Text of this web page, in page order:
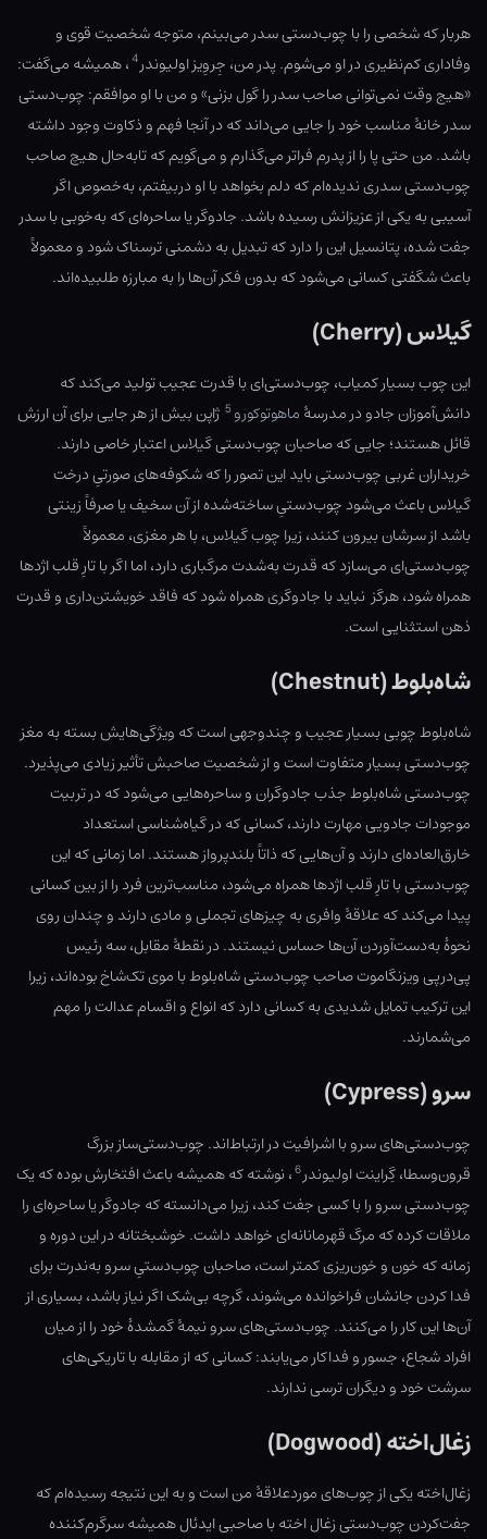
هربار که شخصی را با چوب‌دستی سدر می‌بینم، متوجه شخصیت قوی و
وفاداری‌ کم‌نظیری در او می‌شوم. پدر من، جِروِیز اولیوندر4 ، همیشه می‌گفت:
«هیج وقت نمی‌توانی صاحب سدر را گول بزنی» و من با او موافقم: چوب‌دستی
سدر خانهٔ مناسب خود را جایی می‌داند که در آنجا فهم و ذکاوت وجود داشته
باشد. من حتی پا را از پدرم فراتر می‌گذارم و می‌گویم که تابه‌حال هیچ صاحب
چوب‌دستی سدری ندیده‌ام که دلم بخواهد با او دربیفتم، به‌خصوص اگر
آسیبی به یکی از عزیزانش رسیده باشد. جادوگر یا ساحره‌ای که به‌خوبی با سدر
جفت شده، پتانسیل این را دارد که تبدیل به دشمنی ترسناک شود و معمولاً
باعث شگفتی کسانی می‌شود که بدون فکر آن‌ها را به مبارزه طلبیده‌اند.
گیلاس (Cherry)
این چوب بسیار کمیاب، چوب‌دستی‌ای با قدرت عجیب تولید می‌کند که
دانش‌آموزان جادو در مدرسهٔ ماهوتوکورو5 ژاپن بیش از هر جایی برای آن ارزش
قائل هستند؛ جایی که صاحبان چوب‌دستی گیلاس اعتبار خاصی دارند.
خریداران غربی چوب‌دستی باید این تصور را که شکوفه‌های صورتیِ درخت
گیلاس باعث می‌شود چوب‌دستیِ ساخته‌شده از آن سخیف یا صرفاً زینتی
باشد از سرشان بیرون کنند، زیرا چوب گیلاس، با هر مغزی، معمولاً
چوب‌دستی‌ای می‌سازد که قدرت به‌شدت مرگباری دارد، اما اگر با تارِ قلب اژدها
همراه شود، هرگز نباید با جادوگری همراه شود که فاقد خویشتن‌داری و قدرت
ذهن استثنایی است.
شاه‌بلوط (Chestnut)
شاه‌بلوط چوبی بسیار عجیب و چندوجهی است که ویژگی‌‌هایش بسته به مغز
چوب‌دستی بسیار متفاوت است و از شخصیت صاحبش تأثیر زیادی می‌پذیرد.
چوب‌دستی شاه‌بلوط جذب جادوگران و ساحره‌هایی می‌شود که در تربیت
موجودات جادویی مهارت دارند، کسانی که در گیاه‌شناسی استعداد
خارق‌العاده‌ای دارند و آن‌هایی که ذاتاً بلندپرواز هستند. اما زمانی که این
چوب‌دستی با تارِ قلب اژدها همراه می‌شود، مناسب‌ترین فرد را از بین کسانی
پیدا می‌کند که علاقهٔ وافری به چیزهای تجملی و مادی دارند و چندان روی
نحوهٔ به‌دست‌آوردن آن‌ها حساس نیستند. در نقطهٔ مقابل، سه رئیس
پی‌درپی ویزنگاموت صاحب چوب‌دستی شاه‌بلوط با موی تک‌شاخ بوده‌اند، زیرا
این ترکیب تمایل شدیدی به کسانی دارد که انواع و اقسام عدالت را مهم
می‌شمارند.
سرو (Cypress)
چوب‌دستی‌های سرو با اشرافیت در ارتباط‌اند. چوب‌دستی‌ساز بزرگ
قرون‌وسطا، گِراینت اولیوندر6 ، نوشته که همیشه باعث افتخارش بوده که یک
چوب‌دستی سرو را با کسی جفت کند، زیرا می‌دانسته که جادوگر یا ساحره‌ای را
ملاقات کرده که مرگ قهرمانانه‌ای خواهد داشت. خوشبختانه در این دوره و
زمانه که خون و خون‌ریزی کمتر است، صاحبان چوب‌دستیِ سرو به‌ندرت برای
فدا کردن جانشان فراخوانده می‌شوند، گرچه بی‌شک اگر نیاز باشد، بسیاری از
آن‌ها این کار را می‌کنند. چوب‌دستی‌های سرو نیمهٔ گمشدهٔ خود را از میان
افراد شجاع، جسور و فداکار می‌یابند: کسانی که از مقابله با تاریکی‌های
سرشت خود و دیگران ترسی ندارند.
زغال‌اخته (Dogwood)
زغال‌اخته یکی از چوب‌های موردعلاقهٔ من است و به این نتیجه رسیده‌ام که
جفت‌کردن چوب‌دستی زغال اخته با صاحبی ایدئال همیشه سرگرم‌کننده